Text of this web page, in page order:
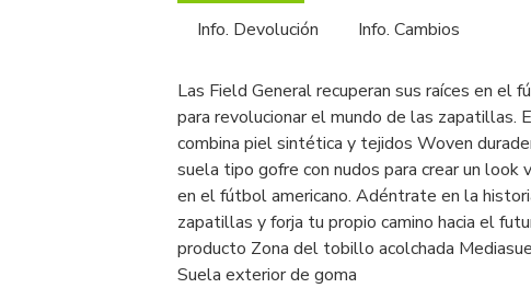
Info. Devolución Info. Cambios
Las Field General recuperan sus raíces en el
para revolucionar el mundo de las zapatillas.
combina piel sintética y tejidos Woven
suela tipo gofre con nudos para crear un look
en el fútbol americano. Adéntrate en la
zapatillas y forja tu propio camino hacia el
producto Zona del tobillo acolchada
Suela exterior de goma